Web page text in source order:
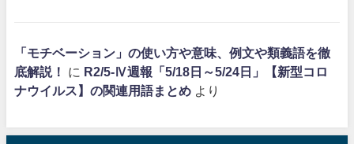
「モチベーション」の使い方や意味、例文や類義語を徹
底解説！
に R2/5-Ⅳ週報「5/18日～5/24日」【新型コロ
ナウイルス】の関連用語まとめ より